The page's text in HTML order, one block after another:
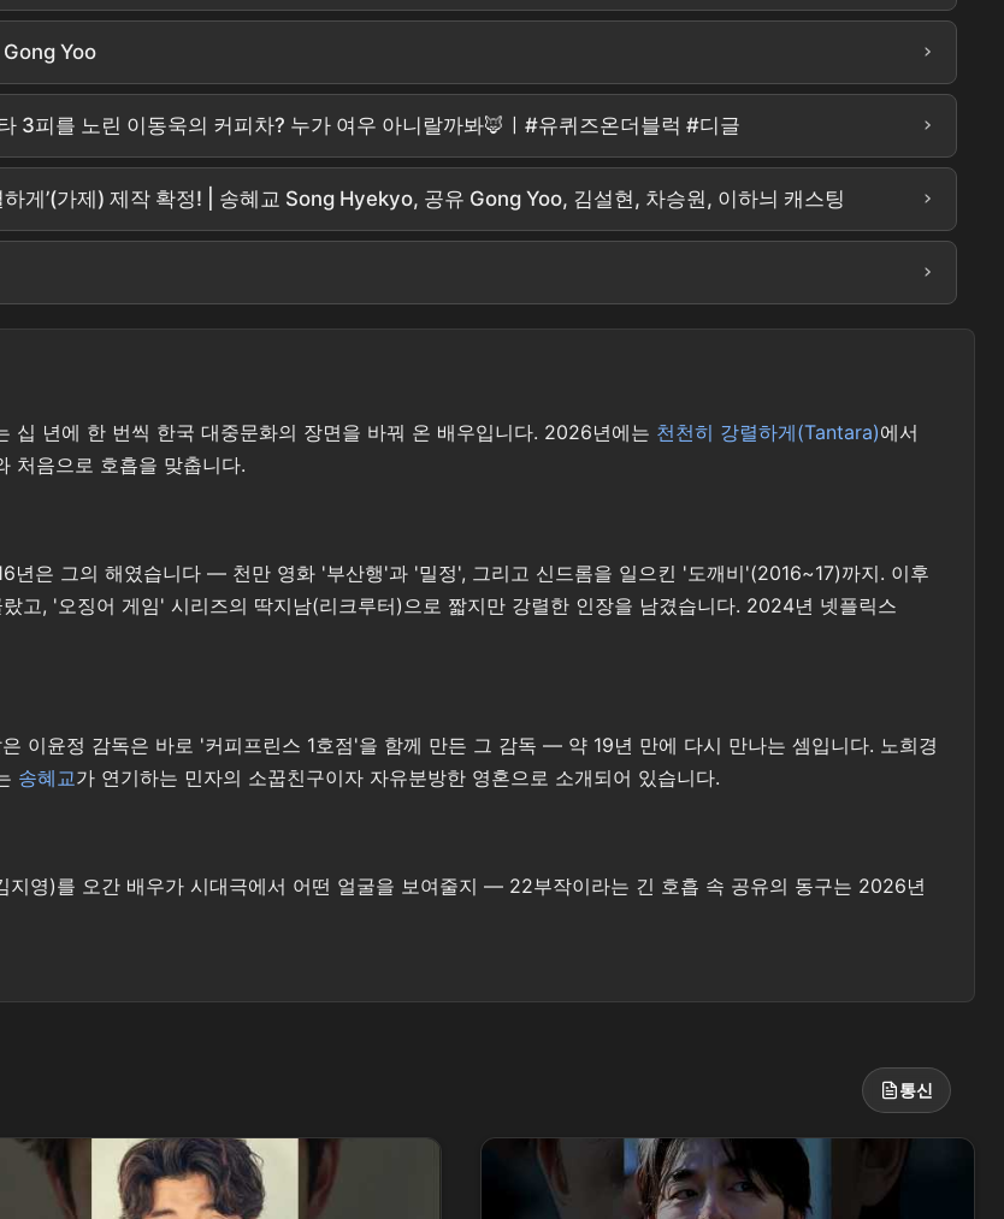
Yoo ›
3피를 노린 이동욱의 커피차? 누가 여우 아니랄까봐🦊ㅣ#유퀴즈온더블럭 #디글 ›
게’(가제) 제작 확정! | 송혜교 Song Hyekyo, 공유 Gong Yoo, 김설현, 차승원, 이하늬 캐스팅 ›
›
년에 한 번씩 한국 대중문화의 장면을 바꿔 온 배우입니다. 2026년에는 천천히 강렬하게(Tantara)에서
처음으로 호흡을 맞춥니다.
년은 그의 해였습니다 — 천만 영화 '부산행'과 '밀정', 그리고 신드롬을 일으킨 '도깨비'(2016~17)까지. 이후
고, '오징어 게임' 시리즈의 딱지남(리크루터)으로 짧지만 강렬한 인장을 남겼습니다. 2024년 넷플릭스
이윤정 감독은 바로 '커피프린스 1호점'을 함께 만든 그 감독 — 약 19년 만에 다시 만나는 셈입니다. 노희경
송혜교가 연기하는 민자의 소꿉친구이자 자유분방한 영혼으로 소개되어 있습니다.
지영)를 오간 배우가 시대극에서 어떤 얼굴을 보여줄지 — 22부작이라는 긴 호흡 속 공유의 동구는 2026년
통신